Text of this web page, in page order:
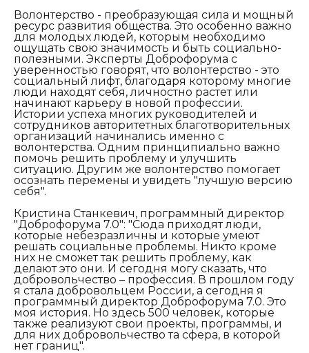
Волонтерство - преобразующая сила и мощный
ресурс развития общества. Это особенно важно
для молодых людей, которым необходимо
ощущать свою значимость и быть социально-
полезными. Эксперты Доброфорума с
уверенностью говорят, что волонтерство - это
социальный лифт, благодаря которому многие
люди находят себя, личностно растeт или
начинают карьеру в новой профессии.
Истории успеха многих руководителей и
сотрудников авторитетных благотворительных
организаций начинались именно с
волонтерства. Одним принципиально важно
помочь решить проблему и улучшить
ситуацию. Другим же волонтерство помогает
осознать перемены и увидеть "лучшую версию
себя".
Кристина Станкевич, программный директор
"Доброфорума 7.0": "Сюда приходят люди,
которые небезразличны и которые умеют
решать социальные проблемы. Никто кроме
них не сможет так решить проблему, как
делают это они. И сегодня могу сказать, что
добровольчество – профессия. В прошлом году
я стала добровольцем России, а сегодня я
программный директор Доброфорума 7.0. Это
моя история. Но здесь 500 человек, которые
также реализуют свои проекты, программы, и
для них добровольчество та сфера, в которой
нет границ".